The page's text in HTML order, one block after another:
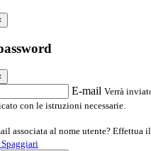
E-mail Verrà
con le istruzioni necessarie.
associata al nome utente? Effettua